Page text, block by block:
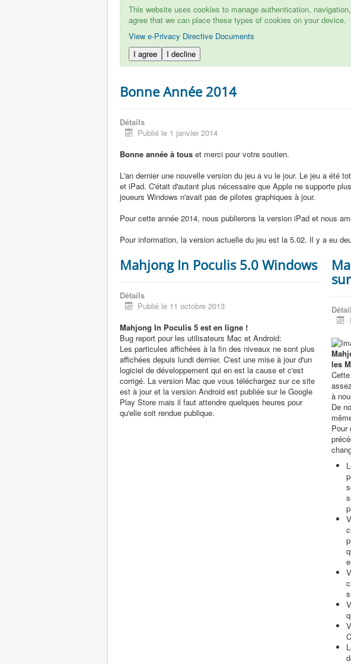
This website uses cookies to manage authentication,
agree that we can place these types of cookies on your device.
View e-Privacy Directive Documents
I agree
I decline
Bonne Année 2014
Détails
Publié le 1 janvier 2014
Bonne année à tous et merci pour votre soutien.
L'an dernier une nouvelle version du jeu a vu le jour. Le jeu a été
et iPad. C'était d'autant plus nécessaire que Apple ne supporte
joueurs Windows n'avait pas de pilotes graphiques à jour.
Pour cette année 2014, nous publierons la version iPad et nous
Pour information, la version actuelle du jeu est la 5.02. Il y a eu
Mahjong In Poculis 5.0 Windows
Détails
Publié le 11 octobre 2013
Mahjong In Poculis 5 est en ligne !
Bug report pour les utilisateurs Mac et Android:
Les particules affichées à la fin des niveaux ne sont plus
affichées depuis lundi dernier. C'est une mise à jour d'un
logiciel de développement qui en est la cause et c'est
corrigé. La version Mac que vous téléchargez sur ce site
est à jour et la version Android est publiée sur le Google
Play Store mais il faut attendre quelques heures pour
qu'elle soit rendue publique.
les
à
De
Pour